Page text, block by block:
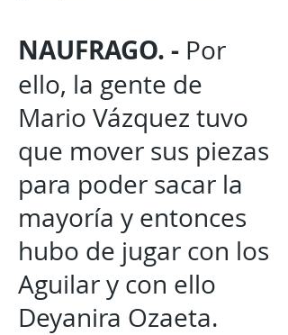
NAUFRAGO. - Por
ello, la gente de
Mario Vázquez tuvo
que mover sus piezas
para poder sacar la
mayoría y entonces
hubo de jugar con los
Aguilar y con ello
Deyanira Ozaeta.